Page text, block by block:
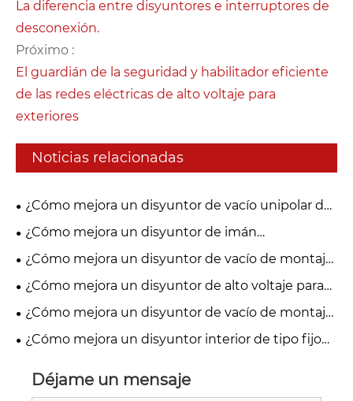
La diferencia entre disyuntores e interruptores de
desconexión.
Próximo :
El guardián de la seguridad y habilitador eficiente
de las redes eléctricas de alto voltaje para
exteriores
Noticias relacionadas
¿Cómo mejora un disyuntor de vacío unipolar de
27,5 kV la seguridad de la distribución de energía y
los ferrocarriles?
¿Cómo mejora un disyuntor de imán
permanente para exteriores la confiabilidad de la
distribución de energía?
¿Cómo mejora un disyuntor de vacío de montaje
lateral de 24 kV la protección de energía de media
tensión?
¿Cómo mejora un disyuntor de alto voltaje para
interiores la seguridad y confiabilidad eléctrica?
¿Cómo mejora un disyuntor de vacío de montaje
lateral de 24 kV la seguridad del sistema de
energía de media tensión?
¿Cómo mejora un disyuntor interior de tipo fijo
media tensión?
Déjame un mensaje